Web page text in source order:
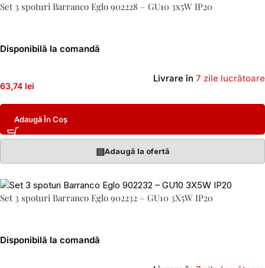
Set 3 spoturi Barranco Eglo 902228 – GU10 3x5W IP20
Disponibilă la comandă
63,74 lei
Livrare în 7 zile lucrătoare
Adaugă În Coș
▤Adaugă la ofertă
Set 3 spoturi Barranco Eglo 902232 – GU10 3X5W IP20
Disponibilă la comandă